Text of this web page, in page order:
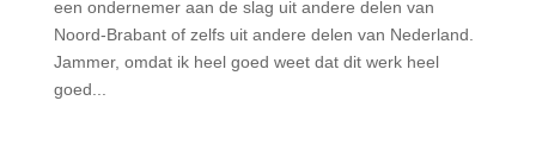
een ondernemer aan de slag uit andere delen van
Noord-Brabant of zelfs uit andere delen van Nederland.
Jammer, omdat ik heel goed weet dat dit werk heel
goed...